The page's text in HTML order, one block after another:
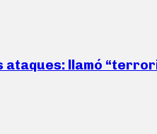
ataques: llamó